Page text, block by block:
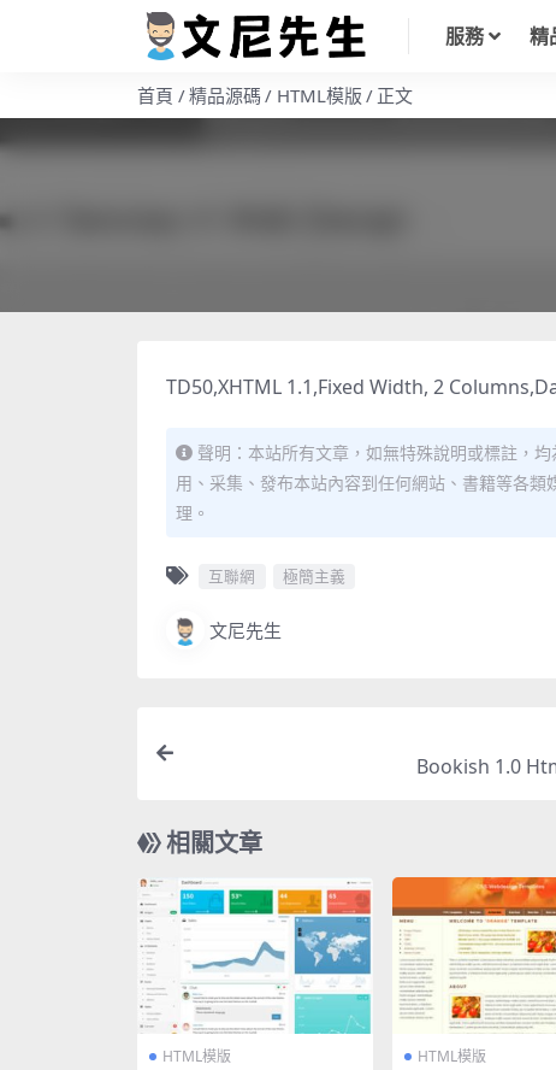
服務 精
首頁 精品源碼 HTML模版 正文
TD50,XHTML 1.1,Fixed Width, 2
聲明：本站所有文章，如無特殊說明或標註，
用、采集、發布本站內容到任何網站、書籍等各
理。
互聯網 極簡主義
文尼先生
Bookish 1.0
相關文章
HTML模版 HTML模版